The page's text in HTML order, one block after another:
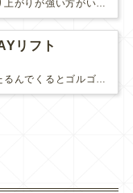
リフト
コラーゲンが減ってお顔がたるんでくるとゴルゴラインだのマリオネットラインだの、頬のコケだの、お顔のアチコチに凹凸が出てきます。…